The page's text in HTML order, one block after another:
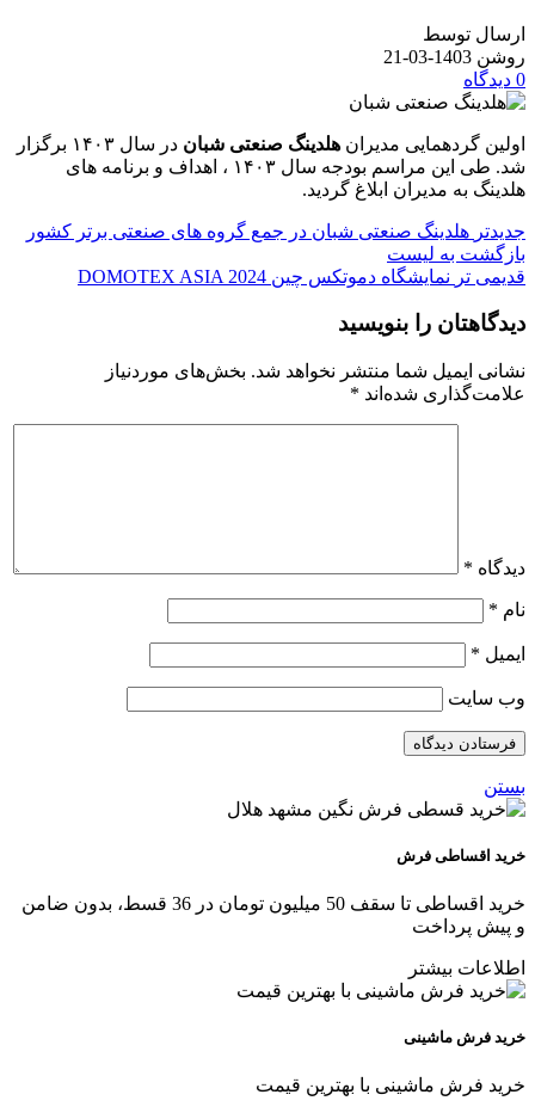
ارسال توسط
روشن 1403-03-21
0 دیدگاه
اولین گردهمایی مدیران هلدینگ صنعتی شبان
در سال ۱۴۰۳ برگزار
شد. طی این مراسم بودجه سال ۱۴۰۳ ، اهداف و برنامه های
هلدینگ به مدیران ابلاغ گردید.
جدیدتر هلدینگ صنعتی شبان در جمع گروه های صنعتی برتر کشور
بازگشت به لیست
قدیمی تر نمایشگاه دموتکس چین DOMOTEX ASIA 2024
دیدگاهتان را بنویسید
نشانی ایمیل شما منتشر نخواهد شد. بخش‌های موردنیاز
علامت‌گذاری شده‌اند *
دیدگاه *
نام *
ایمیل *
وب‌ سایت
بستن
خرید اقساطی فرش
خرید اقساطی تا سقف 50 میلیون تومان در 36 قسط، بدون ضامن
و پیش پرداخت
اطلاعات بیشتر
خرید فرش ماشینی
خرید فرش ماشینی با بهترین قیمت